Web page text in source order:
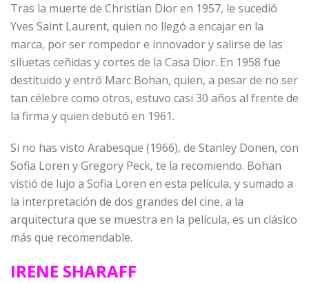
Tras la muerte de Christian Dior en 1957, le sucedió
Yves Saint Laurent, quien no llegó a encajar en la
marca, por ser rompedor e innovador y salirse de las
siluetas ceñidas y cortes de la Casa Dior. En 1958 fue
destituido y entró Marc Bohan, quien, a pesar de no ser
tan célebre como otros, estuvo casi 30 años al frente de
la firma y quien debutó en 1961.
Si no has visto Arabesque (1966), de Stanley Donen, con
Sofia Loren y Gregory Peck, te la recomiendo. Bohan
vistió de lujo a Sofia Loren en esta película, y sumado a
la interpretación de dos grandes del cine, a la
arquitectura que se muestra en la película, es un clásico
más que recomendable.
IRENE SHARAFF